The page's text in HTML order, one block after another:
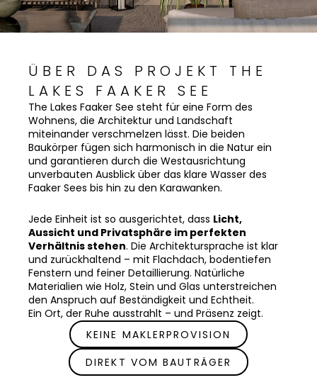
ÜBER DAS PROJEKT THE
LAKES FAAKER SEE
The Lakes Faaker See steht für eine Form des
Wohnens, die Architektur und Landschaft
miteinander verschmelzen lässt. Die beiden
Baukörper fügen sich harmonisch in die Natur ein
und garantieren durch die Westausrichtung
unverbauten Ausblick über das klare Wasser des
Faaker Sees bis hin zu den Karawanken.
Jede Einheit ist so ausgerichtet, dass Licht,
Aussicht und Privatsphäre im perfekten
Verhältnis stehen. Die Architektursprache ist klar
und zurückhaltend – mit Flachdach, bodentiefen
Fenstern und feiner Detaillierung. Natürliche
Materialien wie Holz, Stein und Glas unterstreichen
den Anspruch auf Beständigkeit und Echtheit.
Ein Ort, der Ruhe ausstrahlt – und Präsenz zeigt.
KEINE MAKLERPROVISION
DIREKT VOM BAUTRÄGER